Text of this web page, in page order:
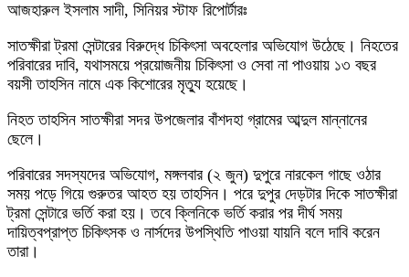
আজহারুল ইসলাম সাদী, সিনিয়র স্টাফ রিপোর্টারঃ
সাতক্ষীরা ট্রমা সেন্টারের বিরুদ্ধে চিকিৎসা অবহেলার অভিযোগ উঠেছে। নিহতের
পরিবারের দাবি, যথাসময়ে প্রয়োজনীয় চিকিৎসা ও সেবা না পাওয়ায় ১৩ বছর
বয়সী তাহসিন নামে এক কিশোরের মৃত্যু হয়েছে।
নিহত তাহসিন সাতক্ষীরা সদর উপজেলার বাঁশদহা গ্রামের আব্দুল মান্নানের
ছেলে।
পরিবারের সদস্যদের অভিযোগ, মঙ্গলবার (২ জুন) দুপুরে নারকেল গাছে ওঠার
সময় পড়ে গিয়ে গুরুতর আহত হয় তাহসিন। পরে দুপুর দেড়টার দিকে সাতক্ষীরা
ট্রমা সেন্টারে ভর্তি করা হয়। তবে ক্লিনিকে ভর্তি করার পর দীর্ঘ সময়
দায়িত্বপ্রাপ্ত চিকিৎসক ও নার্সদের উপস্থিতি পাওয়া যায়নি বলে দাবি করেন
তারা।